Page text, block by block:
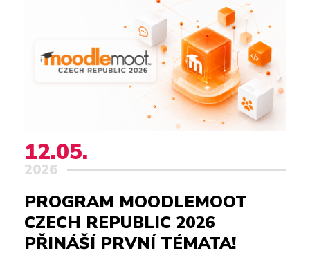
12.05.
2026
PROGRAM MOODLEMOOT
CZECH REPUBLIC 2026
PŘINÁŠÍ PRVNÍ TÉMATA!